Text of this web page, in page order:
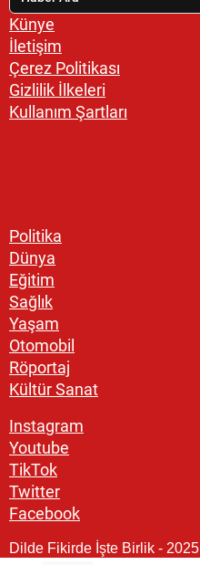
Künye
İletişim
Çerez Politikası
Gizlilik İlkeleri
Kullanım Şartları
Politika
Dünya
Eğitim
Sağlık
Yaşam
Otomobil
Röportaj
Kültür Sanat
Instagram
Youtube
TikTok
Twitter
Facebook
Dilde Fikirde İşte Birlik - 2025